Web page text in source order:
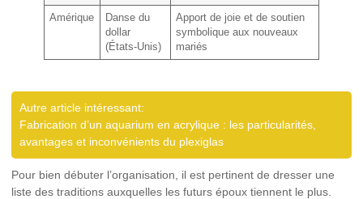
Amérique
Danse du
dollar
(États-Unis)
Apport de joie et de soutien
symbolique aux nouveaux
mariés
Autre article intéressant:
Fabrication d’un aquarium en acrylique : les particularités,
avantages et inconvénients du plexiglas
Pour bien débuter l’organisation, il est pertinent de dresser une
liste des traditions auxquelles les futurs époux tiennent le plus.